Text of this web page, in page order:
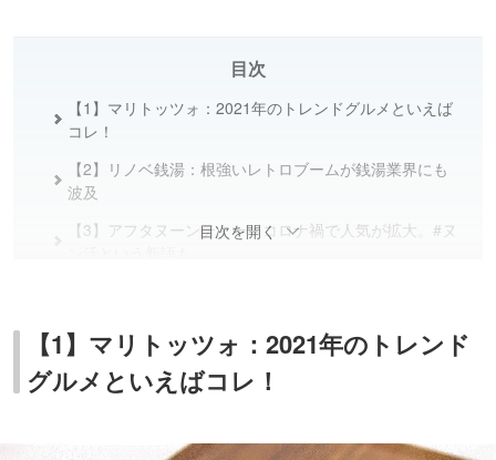
目次
【1】マリトッツォ：2021年のトレンドグルメといえば
コレ！
【2】リノベ銭湯：根強いレトロブームが銭湯業界にも
波及
【3】アフタヌーンティー：コロナ禍で人気が拡大。#ヌ
【5】ハンバーグ：2021年は「オンザライス」スタイル
で！
目次を開く
【1】マリトッツォ：2021年のトレンド
グルメといえばコレ！